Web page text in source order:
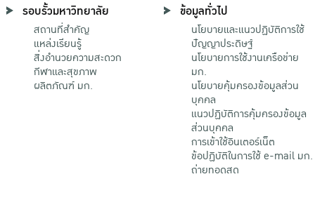
รอบรั้วมหาวิทยาลัย
สถานที่สำคัญ
แหล่งเรียนรู้
สิ่งอำนวยความสะดวก
กีฬาและสุขภาพ
ผลิตภัณฑ์ มก.
ข้อมูลทั่วไป
นโยบายและแนวปฏิบัติการใช้
ปัญญาประดิษฐ์
นโยบายการใช้งานเครือข่าย
มก.
นโยบายคุ้มครองข้อมูลส่วน
บุคคล
แนวปฏิบัติการคุ้มครองข้อมูล
ส่วนบุคคล
การเข้าใช้อินเตอร์เน็ต
ข้อปฏิบัติในการใช้ e-mail มก.
ถ่ายทอดสด